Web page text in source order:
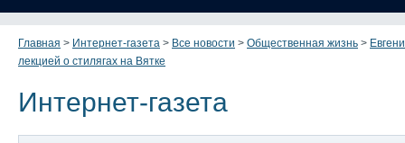
Главная > Интернет-газета > Все новости > Общественная жизнь >
лекцией о стилягах на Вятке
Интернет-газета